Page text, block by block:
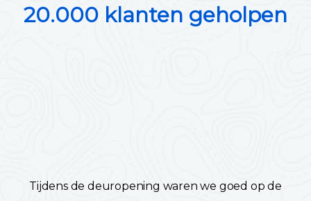
20.000 klanten geholpen
Tijdens de deuropening waren we goed op de